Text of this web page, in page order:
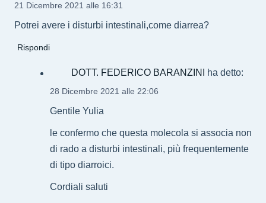
21 Dicembre 2021 alle 16:31
Potrei avere i disturbi intestinali,come diarrea?
Rispondi
DOTT. FEDERICO BARANZINI ha detto:
28 Dicembre 2021 alle 22:06
Gentile Yulia
le confermo che questa molecola si associa non
di rado a disturbi intestinali, più frequentemente
di tipo diarroici.
Cordiali saluti